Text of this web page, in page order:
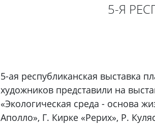
5-Я
5-ая республиканская выставка
художников представили на
«Экологическая среда - основа
Аполло», Г. Кирке «Рерих», Р.